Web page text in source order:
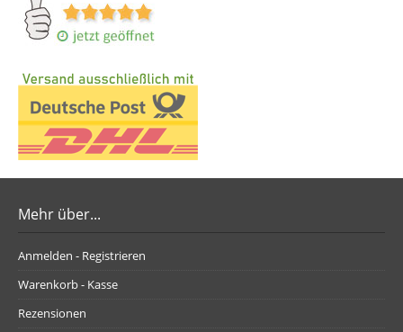
Mehr über...
Anmelden - Registrieren
Warenkorb - Kasse
Rezensionen